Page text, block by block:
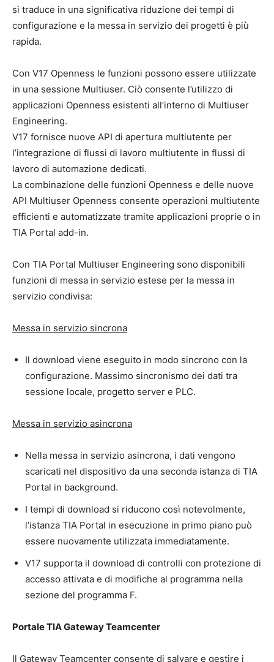
si traduce in una significativa riduzione dei tempi di
configurazione e la messa in servizio dei progetti è più
rapida.
Con V17 Openness le funzioni possono essere utilizzate
in una sessione Multiuser. Ciò consente l’utilizzo di
applicazioni Openness esistenti all’interno di Multiuser
Engineering.
V17 fornisce nuove API di apertura multiutente per
l’integrazione di flussi di lavoro multiutente in flussi di
lavoro di automazione dedicati.
La combinazione delle funzioni Openness e delle nuove
API Multiuser Openness consente operazioni multiutente
efficienti e automatizzate tramite applicazioni proprie o in
TIA Portal add-in.
Con TIA Portal Multiuser Engineering sono disponibili
funzioni di messa in servizio estese per la messa in
servizio condivisa:
Messa in servizio sincrona
Il download viene eseguito in modo sincrono con la
configurazione. Massimo sincronismo dei dati tra
sessione locale, progetto server e PLC.
Messa in servizio asincrona
Nella messa in servizio asincrona, i dati vengono
scaricati nel dispositivo da una seconda istanza di TIA
Portal in background.
I tempi di download si riducono così notevolmente,
l’istanza TIA Portal in esecuzione in primo piano può
essere nuovamente utilizzata immediatamente.
V17 supporta il download di controlli con protezione di
accesso attivata e di modifiche al programma nella
sezione del programma F.
Portale TIA Gateway Teamcenter
Il Gateway Teamcenter consente di salvare e gestire i